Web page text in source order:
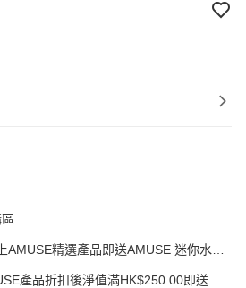
AMUSE精選產品即送AMUSE 迷你水漾
產品折扣後淨值滿HK$250.00即送